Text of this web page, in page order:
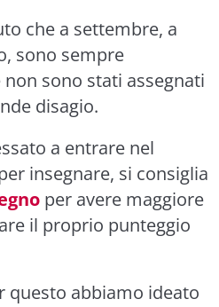
che a settembre, a
sono sempre
sono stati assegnati
disagio.
a entrare nel
insegnare, si consiglia
per avere maggiore
il proprio punteggio
questo abbiamo ideato